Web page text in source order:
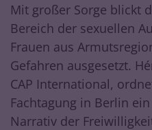
Mit großer Sorge blickt
Bereich der sexuellen
Frauen aus
Gefahren ausgesetzt.
CAP International,
Fachtagung in Berlin
Narrativ der